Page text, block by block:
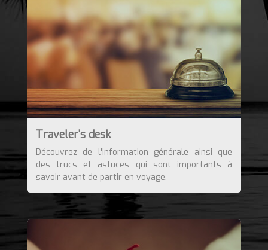
Traveler's desk
Découvrez de l'information générale ainsi que
des trucs et astuces qui sont importants à
savoir avant de partir en voyage.